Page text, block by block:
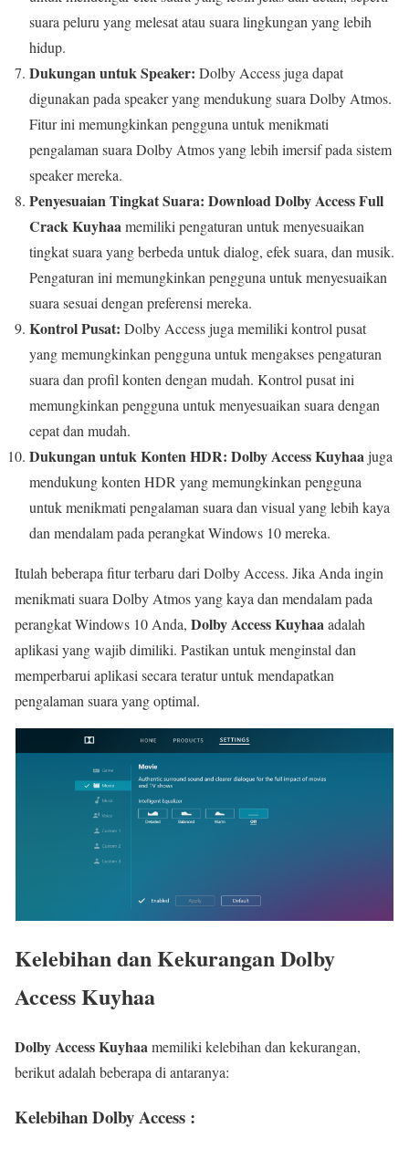
suara peluru yang melesat atau suara lingkungan yang lebih
hidup.
Dukungan untuk Speaker: Dolby Access juga dapat
digunakan pada speaker yang mendukung suara Dolby Atmos.
Fitur ini memungkinkan pengguna untuk menikmati
pengalaman suara Dolby Atmos yang lebih imersif pada sistem
speaker mereka.
Penyesuaian Tingkat Suara: Download Dolby Access Full
Crack Kuyhaamemiliki pengaturan untuk menyesuaikan
tingkat suara yang berbeda untuk dialog, efek suara, dan musik.
Pengaturan ini memungkinkan pengguna untuk menyesuaikan
suara sesuai dengan preferensi mereka.
Kontrol Pusat: Dolby Access juga memiliki kontrol pusat
yang memungkinkan pengguna untuk mengakses pengaturan
suara dan profil konten dengan mudah. Kontrol pusat ini
memungkinkan pengguna untuk menyesuaikan suara dengan
cepat dan mudah.
Dukungan untuk Konten HDR: Dolby Access Kuyhaajuga
mendukung konten HDR yang memungkinkan pengguna
untuk menikmati pengalaman suara dan visual yang lebih kaya
dan mendalam pada perangkat Windows 10 mereka.
Itulah beberapa fitur terbaru dari Dolby Access. Jika Anda ingin
menikmati suara Dolby Atmos yang kaya dan mendalam pada
perangkat Windows 10 Anda, Dolby Access Kuyhaaadalah
aplikasi yang wajib dimiliki. Pastikan untuk menginstal dan
memperbarui aplikasi secara teratur untuk mendapatkan
pengalaman suara yang optimal.
Kelebihan dan Kekurangan Dolby
Access Kuyhaa
Dolby Access Kuyhaamemiliki kelebihan dan kekurangan,
berikut adalah beberapa di antaranya:
Kelebihan Dolby Access :